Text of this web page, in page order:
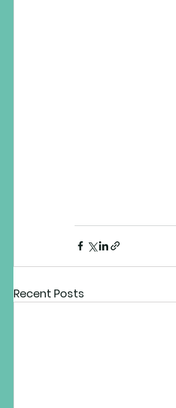
Recent Posts